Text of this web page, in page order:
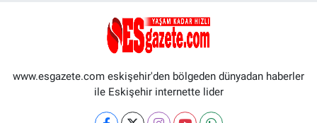
www.esgazete.com eskişehir'den bölgeden dünyadan haberler
ile Eskişehir internette lider